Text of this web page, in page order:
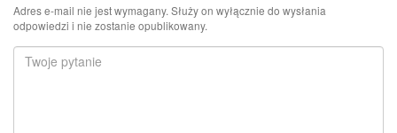
Adres e-mail nie jest wymagany. Służy on wyłącznie do wysłania
odpowiedzi i nie zostanie opublikowany.